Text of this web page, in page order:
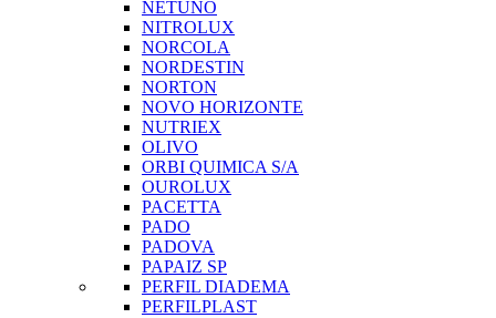
NETUNO
NITROLUX
NORCOLA
NORDESTIN
NORTON
NOVO HORIZONTE
NUTRIEX
OLIVO
ORBI QUIMICA S/A
OUROLUX
PACETTA
PADO
PADOVA
PAPAIZ SP
PERFIL DIADEMA
PERFILPLAST